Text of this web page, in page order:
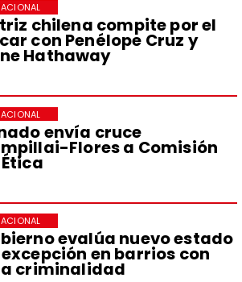
chilena compite por el
con Penélope Cruz y
Hathaway
envía cruce
Flores a Comisión
evalúa nuevo estado
en barrios con
criminalidad